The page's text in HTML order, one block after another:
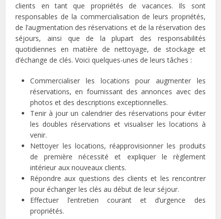
clients en tant que propriétés de vacances. Ils sont
responsables de la commercialisation de leurs propriétés,
de l’augmentation des réservations et de la réservation des
séjours, ainsi que de la plupart des responsabilités
quotidiennes en matière de nettoyage, de stockage et
d’échange de clés. Voici quelques-unes de leurs tâches :
Commercialiser les locations pour augmenter les
réservations, en fournissant des annonces avec des
photos et des descriptions exceptionnelles.
Tenir à jour un calendrier des réservations pour éviter
les doubles réservations et visualiser les locations à
venir.
Nettoyer les locations, réapprovisionner les produits
de première nécessité et expliquer le règlement
intérieur aux nouveaux clients.
Répondre aux questions des clients et les rencontrer
pour échanger les clés au début de leur séjour.
Effectuer l’entretien courant et d’urgence des
propriétés.